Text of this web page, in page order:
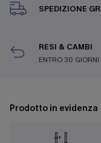
SPEDIZIONE
RESI & CAMBI
ENTRO 30 GIORNI
Prodotto in evidenza